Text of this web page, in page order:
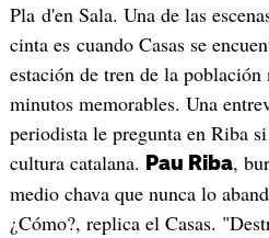
Pla d'en Sala. Una de las
cinta es cuando Casas se
estación de tren de la población
minutos memorables. Una
periodista le pregunta en Riba
cultura catalana.
Pau Riba,
medio chava que nunca lo
¿Cómo?, replica el Casas.